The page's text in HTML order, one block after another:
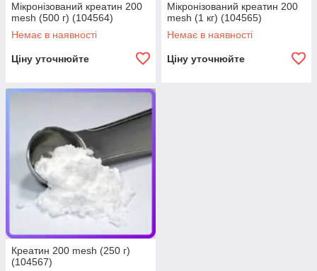
Мікронізований креатин 200
mesh (500 г) (104564)
Немає в наявності
Ціну уточнюйте
Мікронізований креатин 200
mesh (1 кг) (104565)
Немає в наявності
Ціну уточнюйте
Креатин 200 mesh (250 г)
(104567)